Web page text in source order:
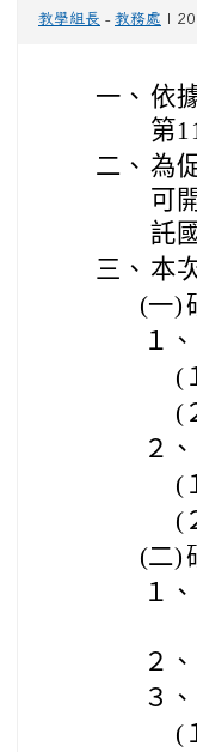
教學組長 - 教務處 |
一、 依
第
二、 為
可
託
三、 本
(一)
１、
(
(
２、
(
(
(二)
１、
２、
３、
(